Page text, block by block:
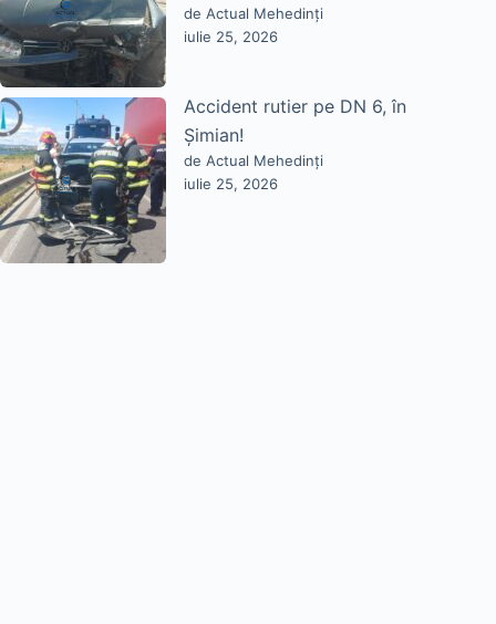
de Actual Mehedinți
iulie 25, 2026
Accident rutier pe DN 6, în
Șimian!
de Actual Mehedinți
iulie 25, 2026